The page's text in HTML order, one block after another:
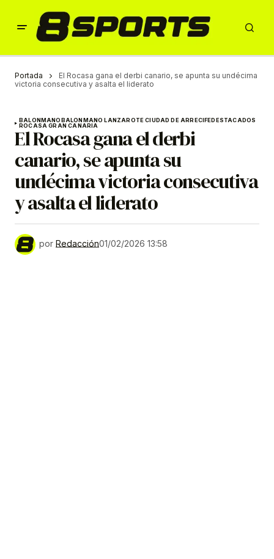
Portada
El Rocasa gana el derbi canario, se apunta su undécima
victoria consecutiva y asalta el liderato
BALONMANOBALONMANO LANZAROTE CIUDAD DE ARRECIFEDESTACADOS
ROCASA GRAN CANARIA
El Rocasa gana el derbi
canario, se apunta su
undécima victoria consecutiva
y asalta el liderato
por Redacción01/02/2026 13:58